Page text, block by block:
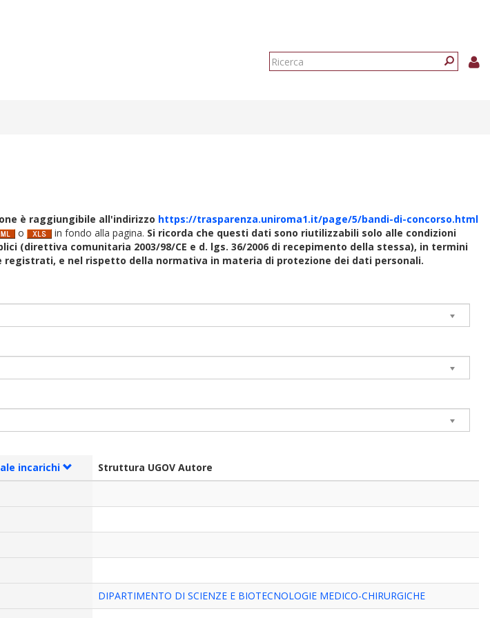
Form
è raggiungibile all'indirizzo https://trasparenza.uniroma1.it/page/5/bandi-di-concorso.html
o in fondo alla pagina. Si ricorda che questi dati sono riutilizzabili solo alle condizioni
(direttiva comunitaria 2003/98/CE e d. lgs. 36/2006 di recepimento della stessa), in termini
e nel rispetto della normativa in materia di protezione dei dati personali.
incarichi
Struttura UGOV Autore
DIPARTIMENTO DI SCIENZE E BIOTECNOLOGIE MEDICO-CHIRURGICHE